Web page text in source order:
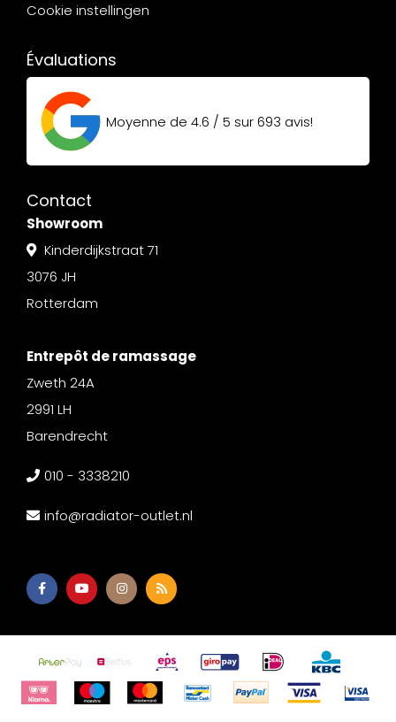
Cookie instellingen
Évaluations
Moyenne de 4.6 / 5 sur693 avis!
Contact
Showroom
Kinderdijkstraat 71
3076 JH
Rotterdam
Entrepôt de ramassage
Zweth 24A
2991 LH
Barendrecht
010 - 3338210
info@radiator-outlet.nl